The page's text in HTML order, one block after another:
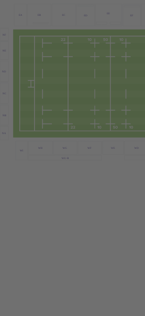
EE
ED
EC
EB
EA
WD
WE
WF
WG
WH
WI
WU-B
NA
NB
NE
NF
ND
NC